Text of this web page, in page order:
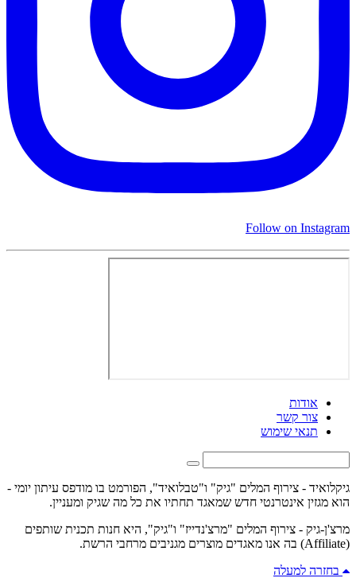
Follow on Instagram
אודות
צור קשר
תנאי שימוש
גיקלואיד - צירוף המלים "גיק" ו"טבלואיד", הפורמט בו מודפס עיתון יומי -
הוא מגזין אינטרנטי חדש שמאגד תחתיו את כל מה שגיק ומעניין.
מרצ'ן-גיק - צירוף המלים "מרצ'נדייז" ו"גיק", היא חנות תכנית שותפים
(Affiliate) בה אנו מאגדים מוצרים מגניבים מרחבי הרשת.
בחזרה למעלה